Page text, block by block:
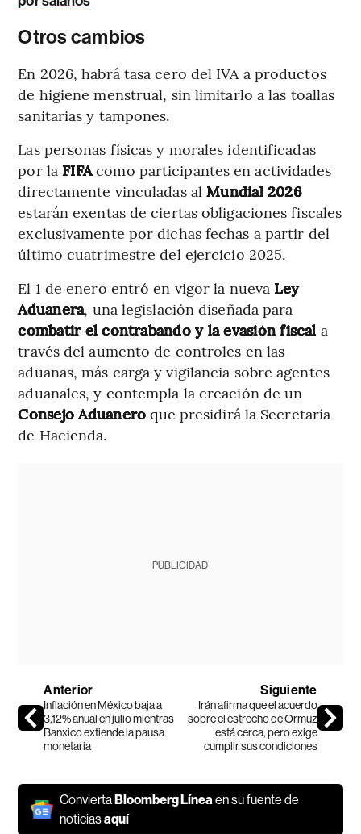
Otros cambios
En 2026, habrá tasa cero del IVA a productos
de higiene menstrual, sin limitarlo a las toallas
sanitarias y tampones.
Las personas físicas y morales identificadas
por la FIFAcomo participantes en actividades
directamente vinculadas alMundial 2026
estarán exentas de ciertas obligaciones fiscales
exclusivamente por dichas fechas a partir del
último cuatrimestre del ejercicio 2025.
El 1 de enero entró en vigor la nueva Ley
Aduanera, una legislación diseñada para
combatir el contrabando y la evasión fiscal a
través del aumento de controles en las
aduanas, más carga y vigilancia sobre agentes
aduanales, y contempla la creación de un
Consejo Aduaneroque presidirá la Secretaría
de Hacienda.
PUBLICIDAD
Anterior
Inflación en México baja a
3,12% anual en julio mientras
Banxico extiende la pausa
monetaria
Siguiente
Irán afirma que el acuerdo
sobre el estrecho de Ormuz
está cerca, pero exige
cumplir sus condiciones
ConviertaBloomberg Línea en su fuente de
noticiasaquí